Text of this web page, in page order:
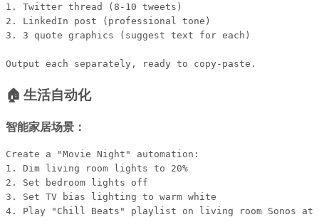
1. Twitter thread (8-10 tweets)
2. LinkedIn post (professional tone)
3. 3 quote graphics (suggest text for each)
🏠 生活自动化
智能家居场景：
Create a "Movie Night" automation:
1. Dim living room lights to 20%
2. Set bedroom lights off
3. Set TV bias lighting to warm white
4. Play "Chill Beats" playlist on living room Sonos at